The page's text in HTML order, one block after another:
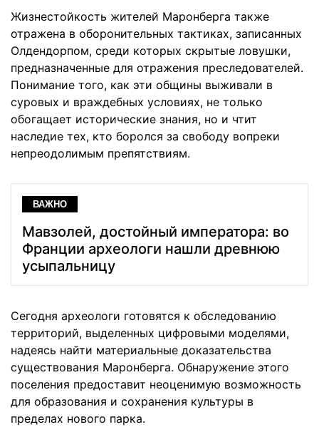
Жизнестойкость жителей Маронберга также
отражена в оборонительных тактиках, записанных
Олдендорпом, среди которых скрытые ловушки,
предназначенные для отражения преследователей.
Понимание того, как эти общины выживали в
суровых и враждебных условиях, не только
обогащает исторические знания, но и чтит
наследие тех, кто боролся за свободу вопреки
непреодолимым препятствиям.
ВАЖНО
Мавзолей, достойный императора: во
Франции археологи нашли древнюю
усыпальницу
Сегодня археологи готовятся к обследованию
территорий, выделенных цифровыми моделями,
надеясь найти материальные доказательства
существования Маронберга. Обнаружение этого
поселения предоставит неоценимую возможность
для образования и сохранения культуры в
пределах нового парка.